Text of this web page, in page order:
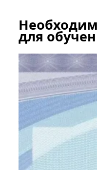
для